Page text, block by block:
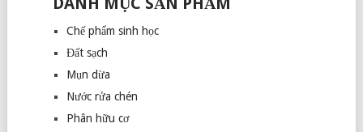
Chế phẩm sinh học
Đất sạch
Mụn dừa
Nước rửa chén
Phân hữu cơ